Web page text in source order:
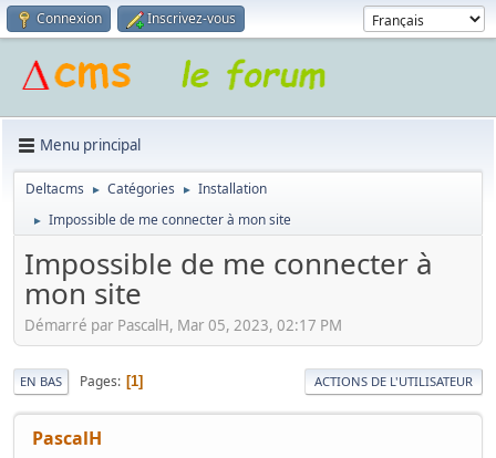
Connexion Inscrivez-vous
Menu principal
Deltacms ► Catégories ► Installation
► Impossible de me connecter à mon site
Impossible de me connecter à
mon site
Démarré par PascalH, Mar 05, 2023, 02:17 PM
EN BAS Pages 1 ACTIONS DE L'UTILISATEUR
PascalH